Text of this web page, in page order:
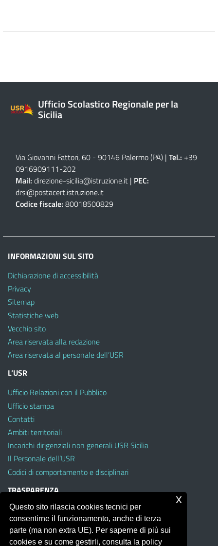
Ufficio Scolastico Regionale per la
Sicilia
Via Giovanni Fattori, 60 - 90146 Palermo (PA) | Tel.: +39
0916909111-202
Mail: direzione-sicilia@istruzione.it | PEC:
drsi@postacert.istruzione.it
Codice fiscale: 80018500829
INFORMAZIONI SUL SITO
Dichiarazione di accessibilità
Privacy
Sitemap
Statistiche web
Vecchio sito
Area riservata alla redazione
Area riservata al personale dell’USR
L’USR
Ufficio Relazioni con il Pubblico
Ufficio stampa
Contatti
Ambiti territoriali
Incarichi dirigenziali non generali USR Sicilia
Il Personale dell’USR
Codici di comportamento e disciplinari
TRASPARENZA
Albo on line
Amministrazione Trasparente
Pubblici proclami
Questo sito rilascia cookies tecnici per
consentirne il funzionamento, anche di terza
parte (ma non extra UE). Per saperne di più sui
cookies e su come gestirli, consulta la policy
x